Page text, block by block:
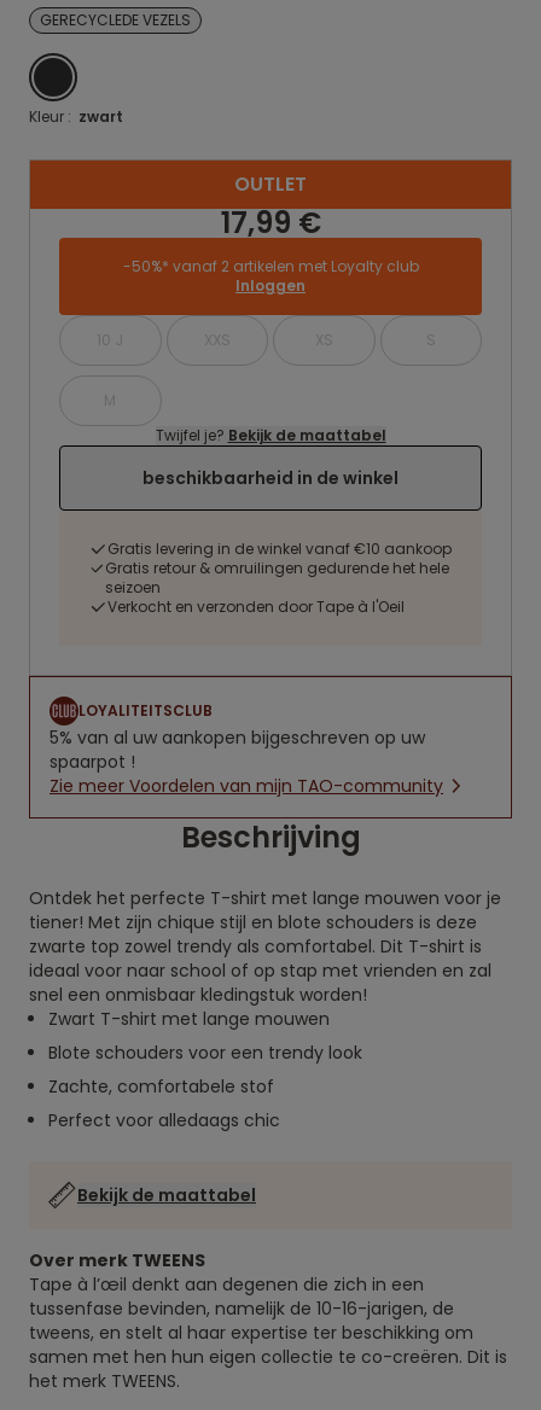
GERECYCLEDE VEZELS
NOIR
Kleur : zwart
OUTLET
17,99 €
-50%* vanaf 2 artikelen met Loyalty club
Inloggen
10 J XXS XS S
M
Twijfel je? Bekijk de maattabel
beschikbaarheid in de winkel
Gratis levering in de winkel vanaf €10 aankoop
Gratis retour & omruilingen gedurende het hele
seizoen
Verkocht en verzonden door Tape à l'Oeil
LOYALITEITSCLUB
5% van al uw aankopen bijgeschreven op uw
spaarpot !
Zie meer Voordelen van mijn TAO-community
Beschrijving
Ontdek het perfecte T-shirt met lange mouwen voor je
tiener! Met zijn chique stijl en blote schouders is deze
zwarte top zowel trendy als comfortabel. Dit T-shirt is
ideaal voor naar school of op stap met vrienden en zal
snel een onmisbaar kledingstuk worden!
Zwart T-shirt met lange mouwen
Blote schouders voor een trendy look
Zachte, comfortabele stof
Perfect voor alledaags chic
Bekijk de maattabel
Over merk TWEENS
Tape à l’œil denkt aan degenen die zich in een
tussenfase bevinden, namelijk de 10-16-jarigen, de
tweens, en stelt al haar expertise ter beschikking om
samen met hen hun eigen collectie te co-creëren. Dit is
het merk TWEENS.